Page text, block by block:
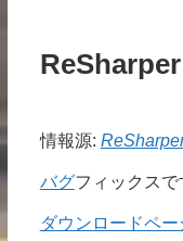
情報源:
バグフィックスで
ダウンロードペー